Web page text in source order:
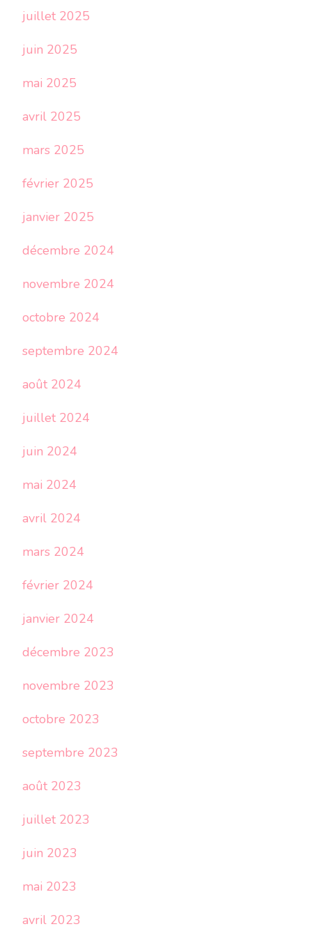
juillet 2025
juin 2025
mai 2025
avril 2025
mars 2025
février 2025
janvier 2025
décembre 2024
novembre 2024
octobre 2024
septembre 2024
août 2024
juillet 2024
juin 2024
mai 2024
avril 2024
mars 2024
février 2024
janvier 2024
décembre 2023
novembre 2023
octobre 2023
septembre 2023
août 2023
juillet 2023
juin 2023
mai 2023
avril 2023